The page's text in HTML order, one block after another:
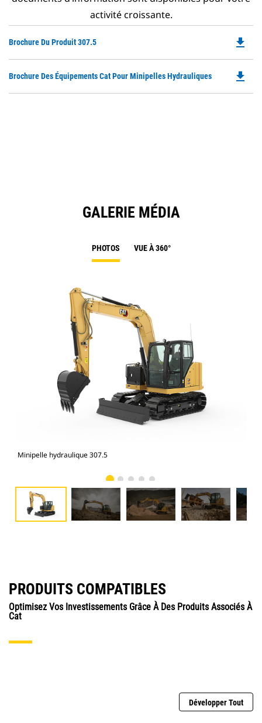
activité croissante.
Brochure Du Produit 307.5
a
file_download
Brochure Des Équipements Cat Pour Minipelles Hydrauliques file_download
GALERIE MÉDIA
PHOTOS VUE À 360°
Minipelle hydraulique 307.5
PRODUITS COMPATIBLES
Optimisez Vos Investissements Grâce À Des Produits Associés À
Cat
Développer Tout